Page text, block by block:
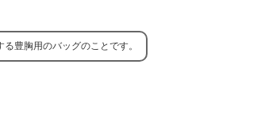
豊胸用のバッグのことです。